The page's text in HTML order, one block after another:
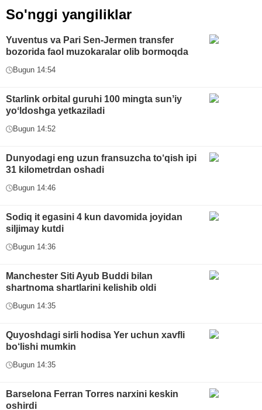
So'nggi yangiliklar
Yuventus va Pari Sen-Jermen transfer
bozorida faol muzokaralar olib bormoqda
Bugun 14:54
Starlink orbital guruhi 100 mingta sunʼiy
yoʻldoshga yetkaziladi
Bugun 14:52
Dunyodagi eng uzun fransuzcha to‘qish ipi
31 kilometrdan oshadi
Bugun 14:46
Sodiq it egasini 4 kun davomida joyidan
siljimay kutdi
Bugun 14:36
Manchester Siti Ayub Buddi bilan
shartnoma shartlarini kelishib oldi
Bugun 14:35
Quyoshdagi sirli hodisa Yer uchun xavfli
bo‘lishi mumkin
Bugun 14:35
Barselona Ferran Torres narxini keskin
oshirdi